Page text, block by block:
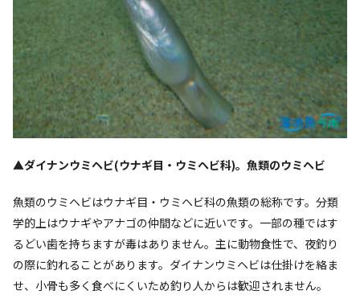
▲ダイナンウミヘビ(ウナギ目・ウミヘビ科)。魚類のウミヘビ
魚類のウミヘビはウナギ目・ウミヘビ科の魚類の総称です。分類
学的上はウナギやアナゴの仲間などに近いです。一部の種ではす
るどい歯を持ちますが毒はありません。主に動物食性で、夜釣り
の際に釣れることがあります。ダイナンウミヘビは仕掛けを絡ま
せ、小骨も多く食べにくいため釣り人からは歓迎されません。